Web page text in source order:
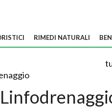
RIMEDI NATURALI